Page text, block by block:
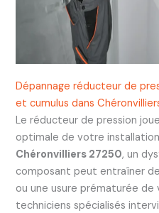
Dépannage réducteur de
et cumulus dans
Le réducteur de pression
optimale de votre
Chéronvilliers 27250, un
composant peut entraîner
ou une usure prématurée
techniciens spécialisés